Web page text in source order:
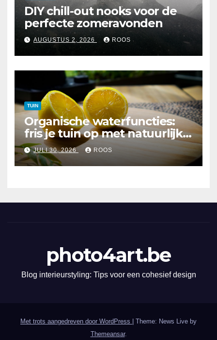
DIY chill-out nooks voor de
perfecte zomeravonden
AUGUSTUS 2, 2026 ROOS
TUIN
Organische waterfuncties:
fris je tuin op met natuurlijke
elementen
JULI 30, 2026 ROOS
photo4art.be
Blog interieurstyling: Tips voor een cohesief design
Met trots aangedreven door WordPress
Theme: News Live by
Themeansar.